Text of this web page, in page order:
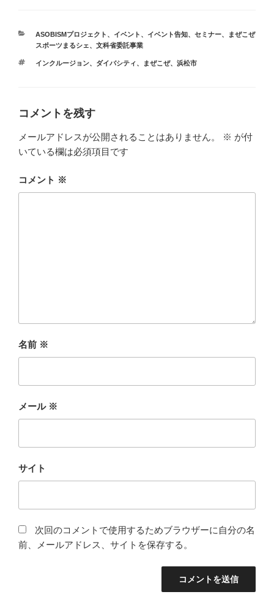
e
b
o
k
o
d
o
カ
テ
リ
ASOBISMプロジェクト 、 イベント 、 イベント告知、 セミナー、
まぜこぜ
スポーツまるシェ、 文科省委託事業
タ
インクルージョン、 ダイバシティ、 まぜこぜ、 浜松市
コメントを残す
メールアドレスが公開されることはありません。 ※ が付
いている欄は必須項目です
コメント ※
名前 ※
メール ※
サイト
次回のコメントで使用するためブラウザーに自分の名
前、メールアドレス、サイトを保存する。